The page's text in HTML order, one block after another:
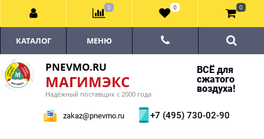
PNEVMO.RU
МАГИМЭКС
Надёжный поставщик с 2000 года
ВСЁ для
сжатого
воздуха!
zakaz@pnevmo.ru +7 (495) 730-02-90
КАТАЛОГ МЕНЮ
0 0 0